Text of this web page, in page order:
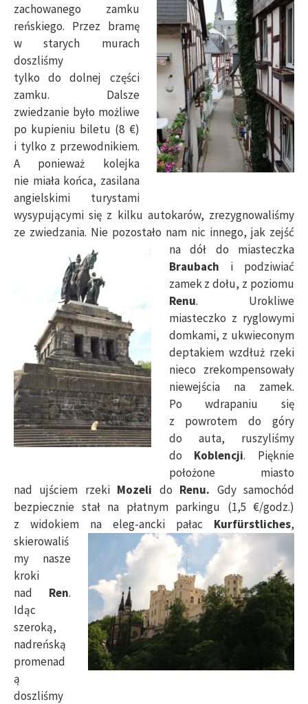
zachowanego zamku
reńskiego. Przez bramę
w starych murach
doszliśmy
tylko do dolnej części
zamku. Dalsze
zwiedzanie było możliwe
po kupieniu biletu (8 €)
i tylko z przewodnikiem.
A ponieważ kolejka
nie miała końca, zasilana
angielskimi turystami
wysypującymi się z kilku autokarów, zrezygnowaliśmy
ze zwiedzania. Nie pozostało nam nic innego, jak zejść
na dół do miasteczka
Braubach i podziwiać
zamek z dołu, z poziomu
Renu. Urokliwe
miasteczko z ryglowymi
domkami, z ukwieconym
deptakiem wzdłuż rzeki
nieco zrekompensowały
niewejścia na zamek.
Po wdrapaniu się
z powrotem do góry
do auta, ruszyliśmy
do Koblencji. Pięknie
położone miasto
nad ujściem rzeki Mozeli do Renu. Gdy samochód
bezpiecznie stał na płatnym parkingu (1,5 €/godz.)
z widokiem na eleg-ancki pałac Kurfürstliches,
skierowaliś
my nasze
kroki
nad Ren.
Idąc
szeroką,
nadreńską
promenad
ą
doszliśmy